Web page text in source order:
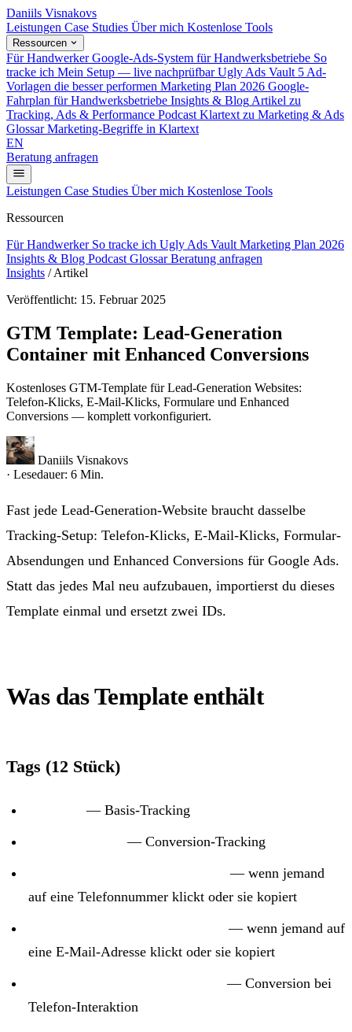
Daniils Visnakovs
Leistungen Case Studies Über mich Kostenlose Tools
Ressourcen
Für Handwerker Google-Ads-System für Handwerksbetriebe So
tracke ich Mein Setup — live nachprüfbar Ugly Ads Vault 5 Ad-
Vorlagen die besser performen Marketing Plan 2026 Google-
Fahrplan für Handwerksbetriebe Insights & Blog Artikel zu
Tracking, Ads & Performance Podcast Klartext zu Marketing & Ads
Glossar Marketing-Begriffe in Klartext
EN
Beratung anfragen
Leistungen Case Studies Über mich Kostenlose Tools
Ressourcen
Für Handwerker So tracke ich Ugly Ads Vault Marketing Plan 2026
Insights & Blog Podcast GlossarBeratung anfragen
Insights / Artikel
Veröffentlicht: 15. Februar 2025
GTM Template: Lead-Generation
Container mit Enhanced Conversions
Kostenloses GTM-Template für Lead-Generation Websites:
Telefon-Klicks, E-Mail-Klicks, Formulare und Enhanced
Conversions — komplett vorkonfiguriert.
Daniils Visnakovs
· Lesedauer: 6 Min.
Fast jede Lead-Generation-Website braucht dasselbe
Tracking-Setup: Telefon-Klicks, E-Mail-Klicks, Formular-
Absendungen und Enhanced Conversions für Google Ads.
Statt das jedes Mal neu aufzubauen, importierst du dieses
Template einmal und ersetzt zwei IDs.
Was das Template enthält
Tags (12 Stück)
— Basis-Tracking
— Conversion-Tracking
— wenn jemand
auf eine Telefonnummer klickt oder sie kopiert
— wenn jemand auf
eine E-Mail-Adresse klickt oder sie kopiert
— Conversion bei
Telefon-Interaktion